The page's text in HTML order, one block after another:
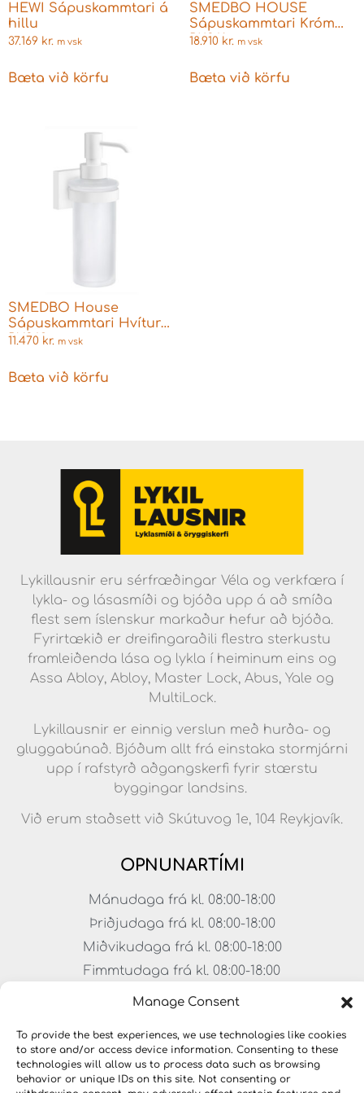
Manage Consent
To provide the best experiences, we use technologies like cookies
to store and/or access device information. Consenting to these
technologies will allow us to process data such as browsing
behavior or unique IDs on this site. Not consenting or
HEWI Sápuskammtari á
hillu
37.169 kr. m vsk
Bæta við körfu
SMEDBO HOUSE
Sápuskammtari Króm
RK361
18.910 kr. m vsk
Bæta við körfu
SMEDBO House
Sápuskammtari Hvítur
RX369
11.470 kr. m vsk
Bæta við körfu
Lykillausnir eru sérfræðingar Véla og verkfæra í
lykla- og lásasmíði og bjóða upp á að smíða
flest sem íslenskur markaður hefur að bjóða.
Fyrirtækið er dreifingaraðili flestra sterkustu
framleiðenda lása og lykla í heiminum eins og
Assa Abloy, Abloy, Master Lock, Abus, Yale og
MultiLock.
Lykillausnir er einnig verslun með hurða- og
gluggabúnað. Bjóðum allt frá einstaka stormjárni
upp í rafstyrð aðgangskerfi fyrir stærstu
byggingar landsins.
Við erum staðsett við Skútuvog 1e, 104 Reykjavík.
OPNUNARTÍMI
Mánudaga frá kl. 08:00-18:00
Þriðjudaga frá kl. 08:00-18:00
Miðvikudaga frá kl. 08:00-18:00
Fimmtudaga frá kl. 08:00-18:00
Föstudaga frá kl. 08:00-17:00